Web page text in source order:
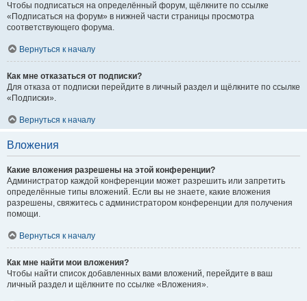
Чтобы подписаться на определённый форум, щёлкните по ссылке
«Подписаться на форум» в нижней части страницы просмотра
соответствующего форума.
Вернуться к началу
Как мне отказаться от подписки?
Для отказа от подписки перейдите в личный раздел и щёлкните по ссылке
«Подписки».
Вернуться к началу
Вложения
Какие вложения разрешены на этой конференции?
Администратор каждой конференции может разрешить или запретить
определённые типы вложений. Если вы не знаете, какие вложения
разрешены, свяжитесь с администратором конференции для получения
помощи.
Вернуться к началу
Как мне найти мои вложения?
Чтобы найти список добавленных вами вложений, перейдите в ваш
личный раздел и щёлкните по ссылке «Вложения».